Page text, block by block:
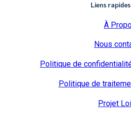
Liens rapides
À
Nous
Politique de
Politique de
Projet